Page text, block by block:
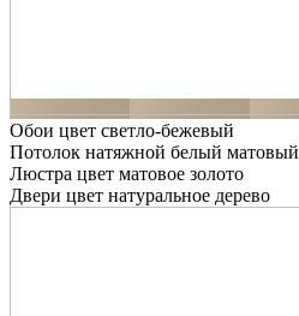
Обои цвет светло-бежевый
Потолок натяжной белый матовый
Люстра цвет матовое золото
Двери цвет натуральное дерево